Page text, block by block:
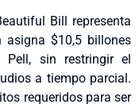
Bill representa
asigna $10,5 billones
sin restringir el
a tiempo parcial.
requeridos para ser